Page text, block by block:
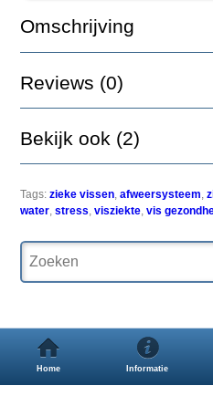
Innovatief
middel
medicijngebruik
vissen
te
voorkomen.
vis
beschikt
natuurlijk
afweersysteem
tegen
Omschrijving
Reviews (0)
Bekijk ook (2)
Tags: zieke vissen,afweersysteem,
water,stress,visziekte,vis
Home Informatie